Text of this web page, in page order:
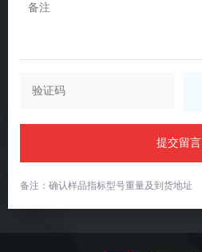
提交留言
备注：确认样品指标型号重量及到货地址